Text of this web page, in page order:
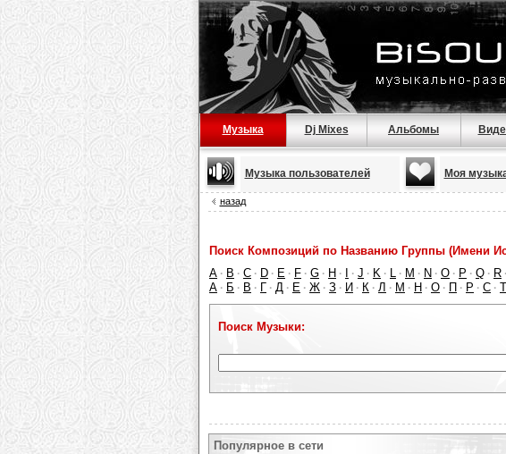
Музыка Dj Mixes Альбомы
Музыка пользователей Моя
назад
Поиск Композиций по Названию Группы (Имени
A · B · C · D · E · F · G · H · · J · K · L · M · N · O · P · Q · R ·
А · Б · В · Г · Д · Е · Ж · З · И · К · Л · М · Н · О · П · Р · С · Т
Поиск Музыки:
Популярное в сети